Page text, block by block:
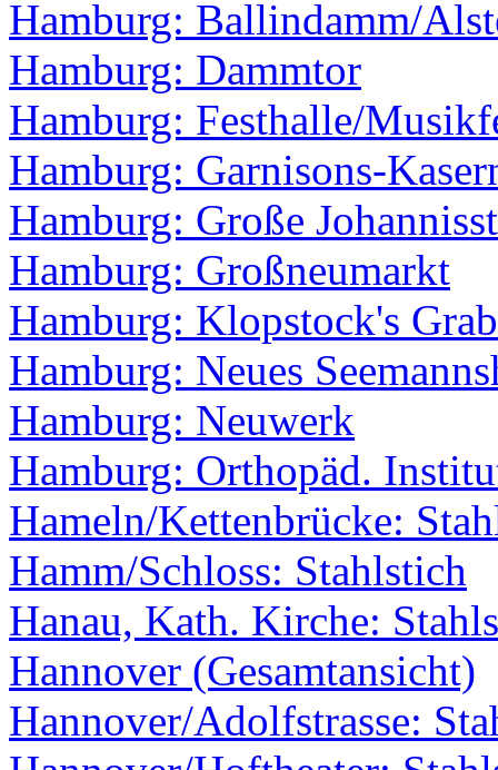
Hamburg: Ballindamm/
Hamburg: Dammtor
Hamburg: Festhalle/
Hamburg: Garnisons-
Hamburg: Große
Hamburg: Großneumarkt
Hamburg: Klopstock's Grab
Hamburg: Neues
Hamburg: Neuwerk
Hamburg: Orthopäd.
Hameln/Kettenbrücke:
Hamm/Schloss: Stahlstich
Hanau, Kath. Kirche:
Hannover (Gesamtansicht)
Hannover/Adolfstrasse: